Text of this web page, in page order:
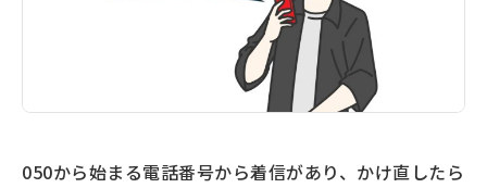
050から始まる電話番号から着信があり、かけ直したら